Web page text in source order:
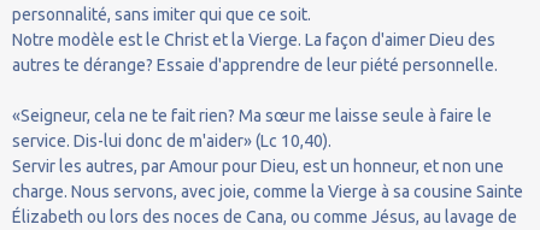
personnalité, sans imiter qui que ce soit.
Notre modèle est le Christ et la Vierge. La façon d'aimer Dieu des
autres te dérange? Essaie d'apprendre de leur piété personnelle.
«Seigneur, cela ne te fait rien? Ma sœur me laisse seule à faire le
service. Dis-lui donc de m'aider» (Lc 10,40).
Servir les autres, par Amour pour Dieu, est un honneur, et non une
charge. Nous servons, avec joie, comme la Vierge à sa cousine Sainte
Élizabeth ou lors des noces de Cana, ou comme Jésus, au lavage de